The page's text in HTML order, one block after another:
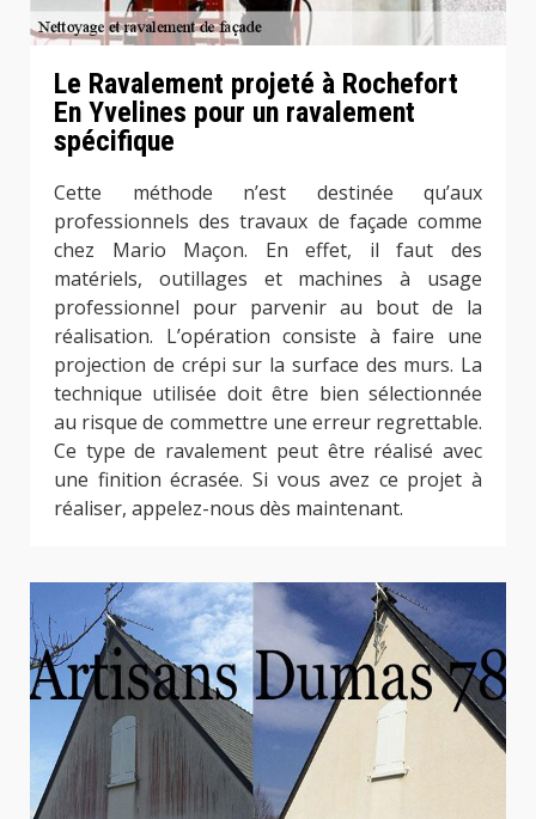
Le Ravalement projeté à Rochefort
En Yvelines pour un ravalement
spécifique
Cette méthode n’est destinée qu’aux
professionnels des travaux de façade comme
chez Mario Maçon. En effet, il faut des
matériels, outillages et machines à usage
professionnel pour parvenir au bout de la
réalisation. L’opération consiste à faire une
projection de crépi sur la surface des murs. La
technique utilisée doit être bien sélectionnée
au risque de commettre une erreur regrettable.
Ce type de ravalement peut être réalisé avec
une finition écrasée. Si vous avez ce projet à
réaliser, appelez-nous dès maintenant.